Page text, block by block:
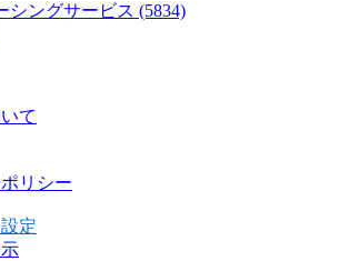
シングサービス (5834)
て
リシー
定